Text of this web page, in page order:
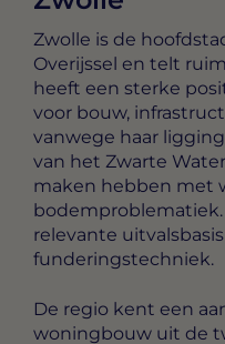
Zwolle is de
Overijssel en telt
heeft een sterke
voor bouw,
vanwege haar
van het Zwarte
maken hebben met
relevante
funderingstechniek.
De regio kent een
woningbouw uit de